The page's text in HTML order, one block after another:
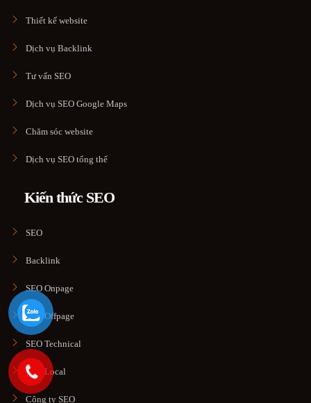
Thiết kế website
Dịch vụ Backlink
Tư vấn SEO
Dịch vụ SEO Google Maps
Chăm sóc website
Dịch vụ SEO tổng thể
Kiến thức SEO
SEO
Backlink
SEO Onpage
SEO Offpage
SEO Technical
SEO Local
Công ty SEO